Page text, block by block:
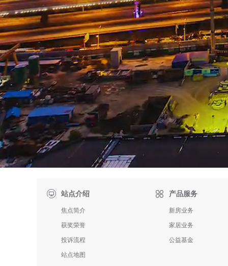
站点介绍
焦点简介
获奖荣誉
投诉流程
站点地图
 产品服务
新房业务
家居业务
公益基金